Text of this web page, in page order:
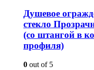
Душевое
стекло
(со штангой в
профиля)
0 out of 5